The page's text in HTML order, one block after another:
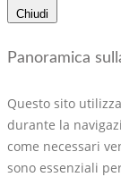
Chiudi
Panoramica
Questo sito
durante la
come necessari
sono essenziali